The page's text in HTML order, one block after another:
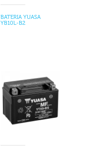
BATERIA YUASA
YB10L-B2